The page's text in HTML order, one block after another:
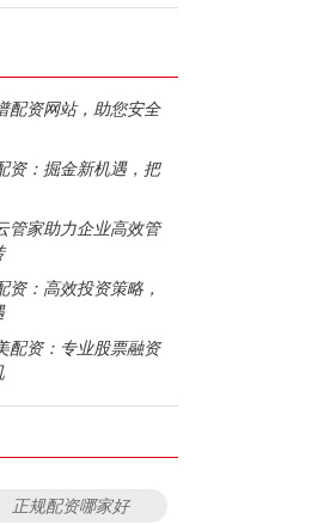
配资网站，助您安全
资：掘金新机遇，把
管家助力企业高效管
：高效投资策略，
配资：专业股票融资
正规配资哪家好